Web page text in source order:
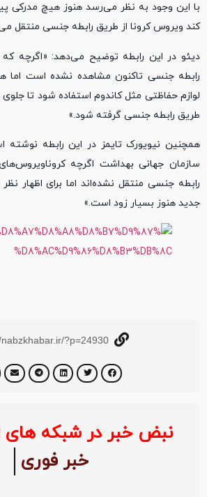
با این وجود به نظر می‌رسد هنوز هیچ مدرکی
کند ویروس کرونا از طریق رابطه جنسی منتقل
دیئو در این رابطه توضیح می‌دهد: «اگرچه که
رابطه جنسی تاکنون مشاهده نشده است اما
لوازم حفاظتی مثل کاندوم استفاده شود تا جلوی
طریق رابطه جنسی گرفته شود.»
همچنین نیویورک تایمز در این رابطه نوشته
سازمان جهانی بهداشت اگرچه
رابطه جنسی منتقل نشده‌اند اما برای اظهار
جدید هنوز بسیار زود است.»
?p=24930
نبض خبر در شبکه های
خبر فوری